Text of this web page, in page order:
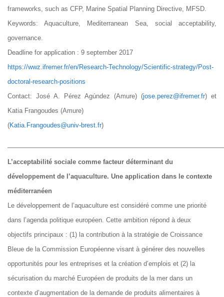
frameworks, such as CFP, Marine Spatial Planning Directive, MFSD.
Keywords: Aquaculture, Mediterranean Sea, social acceptability,
governance.
Deadline for application : 9 september 2017
https://wwz.ifremer.fr/en/Research-Technology/Scientific-strategy/Post-
doctoral-research-positions
Contact: José A. Pérez Agúndez (Amure) (jose.perez@ifremer.fr) et
Katia Frangoudes (Amure)
(Katia.Frangoudes@univ-brest.fr)
L’acceptabilité sociale comme facteur déterminant du
développement de l’aquaculture. Une application dans le contexte
méditerranéen
Le développement de l’aquaculture est considéré comme une priorité
dans l’agenda politique européen. Cette ambition répond à deux
objectifs principaux : (1) la contribution à la stratégie de Croissance
Bleue de la Commission Européenne visant à générer des nouvelles
opportunités pour les entreprises et la création d’emplois et (2) la
sécurisation du marché Européen de produits de la mer dans un
contexte d’augmentation de la demande de produits alimentaires à